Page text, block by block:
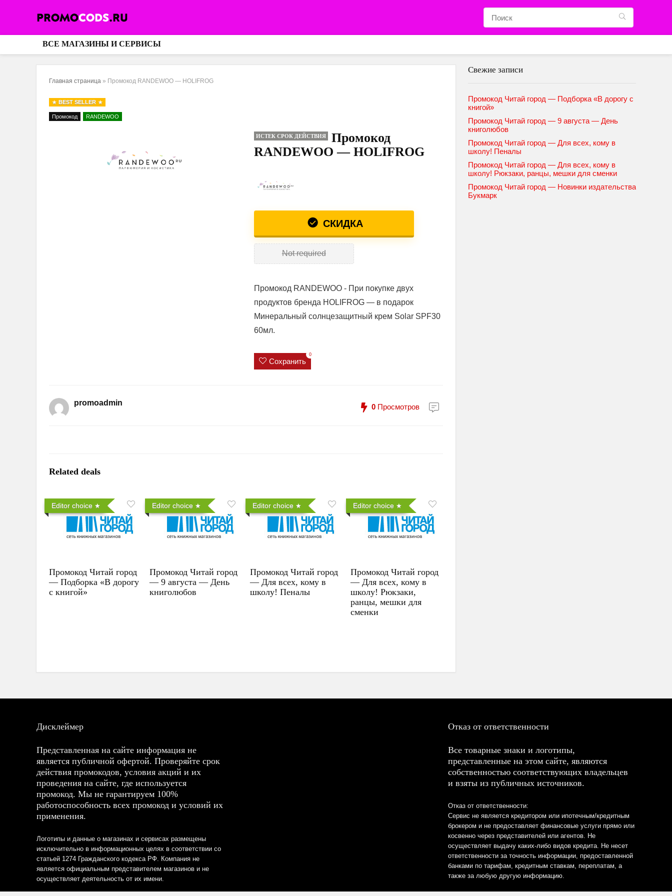
ВСЕ МАГАЗИНЫ И СЕРВИСЫ
Главная страница » Промокод RANDEWOO — HOLIFROG
BEST SELLER
Промокод RANDEWOO
ИСТЕК СРОК ДЕЙСТВИЯ
Промокод
RANDEWOO — HOLIFROG
СКИДКА
Not required
Промокод RANDEWOO - При покупке двух
продуктов бренда HOLIFROG — в подарок
Минеральный солнцезащитный крем Solar SPF30
60мл.
Сохранить
0
promoadmin 0 Просмотров
Related deals
Editor choice
Промокод Читай город
— Подборка «В дорогу
с книгой»
Editor choice
Промокод Читай город
— 9 августа — День
книголюбов
Editor choice
Промокод Читай город
— Для всех, кому в
школу! Пеналы
Editor choice
Промокод Читай город
— Для всех, кому в
школу! Рюкзаки,
ранцы, мешки для
сменки
Свежие записи
Промокод Читай город — Подборка «В дорогу с
книгой»
Промокод Читай город — 9 августа — День
книголюбов
Промокод Читай город — Для всех, кому в
школу! Пеналы
Промокод Читай город — Для всех, кому в
школу! Рюкзаки, ранцы, мешки для сменки
Промокод Читай город — Новинки издательства
Букмарк
Дисклеймер
Представленная на сайте информация не
является публичной офертой. Проверяйте срок
действия промокодов, условия акций и их
проведения на сайте, где используется
промокод. Мы не гарантируем 100%
работоспособность всех промокод и условий их
применения.
Логотипы и данные о магазинах и сервисах размещены
исключительно в информационных целях в соответствии со
статьей 1274 Гражданского кодекса РФ. Компания не
является официальным представителем магазинов и не
осуществляет деятельность от их имени.
Отказ от ответственности
Все товарные знаки и логотипы,
представленные на этом сайте, являются
собственностью соответствующих владельцев
и взяты из публичных источников.
Отказ от ответственности:
Сервис не является кредитором или ипотечным/кредитным
брокером и не предоставляет финансовые услуги прямо или
косвенно через представителей или агентов. Не
осуществляет выдачу каких-либо видов кредита. Не несет
ответственности за точность информации, предоставленной
банками по тарифам, кредитным ставкам, переплатам, а
также за любую другую информацию.